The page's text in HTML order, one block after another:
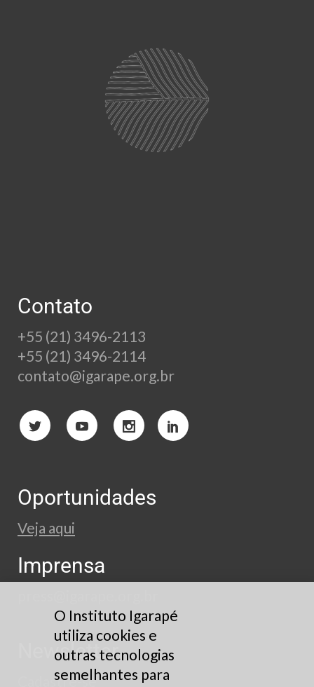
Contato
+55 (21) 3496-2113
+55 (21) 3496-2114
contato@igarape.org.br
Oportunidades
Veja aqui
Imprensa
Newsletter
Cadastre-se
O Instituto Igarapé
utiliza cookies e
outras tecnologias
semelhantes para